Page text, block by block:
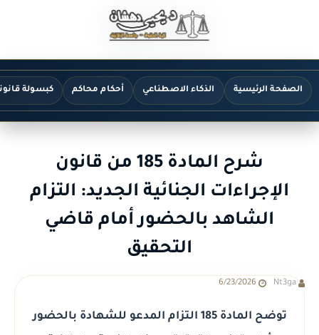
الصفحة الرئيسية الذكاء الاصطناعي أحكام محاكم كبسولة
شرح المادة 185 من قانون
الإجراءات الجنائية الجديد: التزام
الشاهد بالحضور أمام قاضي
التحقيق
Nt3ga
6/23/2026
توضح المادة 185 التزام المدعو للشهادة بالحضور